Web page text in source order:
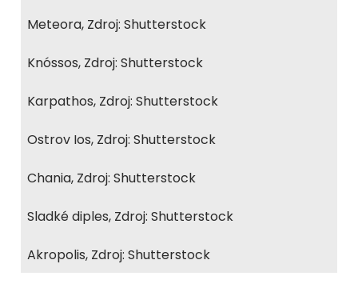
Meteora, Zdroj: Shutterstock
Knóssos, Zdroj: Shutterstock
Karpathos, Zdroj: Shutterstock
Ostrov Ios, Zdroj: Shutterstock
Chania, Zdroj: Shutterstock
Sladké diples, Zdroj: Shutterstock
Akropolis, Zdroj: Shutterstock